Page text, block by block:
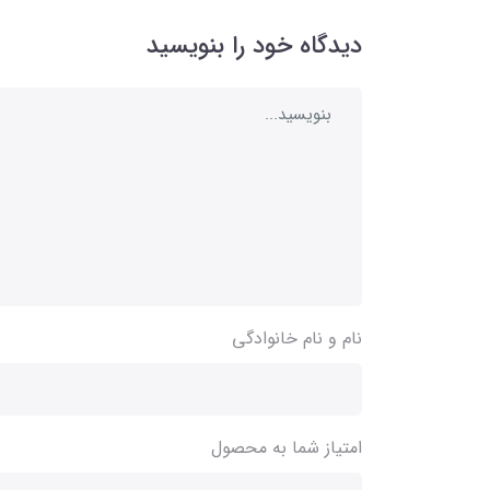
دیدگاه خود را بنویسید
نام و نام خانوادگی
امتیاز شما به محصول